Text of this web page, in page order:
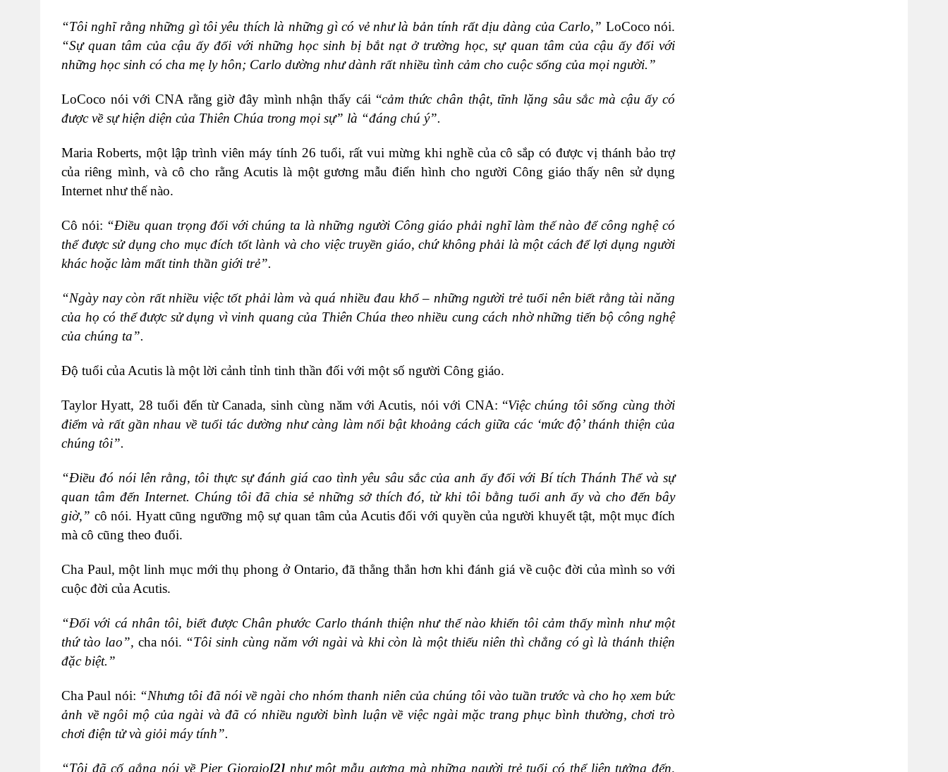
“Tôi nghĩ rằng những gì tôi yêu thích là những gì có vẻ như là bản tính rất dịu dàng của Carlo,” LoCoco nói.
“Sự quan tâm của cậu ấy đối với những học sinh bị bắt nạt ở trường học, sự quan tâm của cậu ấy đối với
những học sinh có cha mẹ ly hôn; Carlo dường như dành rất nhiều tình cảm cho cuộc sống của mọi người.”
LoCoco nói với CNA rằng giờ đây mình nhận thấy cái “cảm thức chân thật, tĩnh lặng sâu sắc mà cậu ấy có
được về sự hiện diện của Thiên Chúa trong mọi sự” là “đáng chú ý”.
Maria Roberts, một lập trình viên máy tính 26 tuổi, rất vui mừng khi nghề của cô sắp có được vị thánh bảo trợ
của riêng mình, và cô cho rằng Acutis là một gương mẫu điển hình cho người Công giáo thấy nên sử dụng
Internet như thế nào.
Cô nói: “Điều quan trọng đối với chúng ta là những người Công giáo phải nghĩ làm thế nào để công nghệ có
thể được sử dụng cho mục đích tốt lành và cho việc truyền giáo, chứ không phải là một cách để lợi dụng người
khác hoặc làm mất tinh thần giới trẻ”.
“Ngày nay còn rất nhiều việc tốt phải làm và quá nhiều đau khổ – những người trẻ tuổi nên biết rằng tài năng
của họ có thể được sử dụng vì vinh quang của Thiên Chúa theo nhiều cung cách nhờ những tiến bộ công nghệ
của chúng ta”.
Độ tuổi của Acutis là một lời cảnh tỉnh tinh thần đối với một số người Công giáo.
Taylor Hyatt, 28 tuổi đến từ Canada, sinh cùng năm với Acutis, nói với CNA: “Việc chúng tôi sống cùng thời
điểm và rất gần nhau về tuổi tác dường như càng làm nổi bật khoảng cách giữa các ‘mức độ’ thánh thiện của
chúng tôi”.
“Điều đó nói lên rằng, tôi thực sự đánh giá cao tình yêu sâu sắc của anh ấy đối với Bí tích Thánh Thể và sự
quan tâm đến Internet. Chúng tôi đã chia sẻ những sở thích đó, từ khi tôi bằng tuổi anh ấy và cho đến bây
giờ,” cô nói. Hyatt cũng ngưỡng mộ sự quan tâm của Acutis đối với quyền của người khuyết tật, một mục đích
mà cô cũng theo đuổi.
Cha Paul, một linh mục mới thụ phong ở Ontario, đã thẳng thắn hơn khi đánh giá về cuộc đời của mình so với
cuộc đời của Acutis.
“Đối với cá nhân tôi, biết được Chân phước Carlo thánh thiện như thế nào khiến tôi cảm thấy mình như một
thứ tào lao”, cha nói. “Tôi sinh cùng năm với ngài và khi còn là một thiếu niên thì chẳng có gì là thánh thiện
đặc biệt.”
Cha Paul nói: “Nhưng tôi đã nói về ngài cho nhóm thanh niên của chúng tôi vào tuần trước và cho họ xem bức
ảnh về ngôi mộ của ngài và đã có nhiều người bình luận về việc ngài mặc trang phục bình thường, chơi trò
chơi điện tử và giỏi máy tính”.
“Tôi đã cố gắng nói về Pier Giorgio[2] như một mẫu gương mà những người trẻ tuổi có thể liên tưởng đến,